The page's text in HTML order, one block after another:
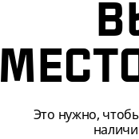
Это нужно,